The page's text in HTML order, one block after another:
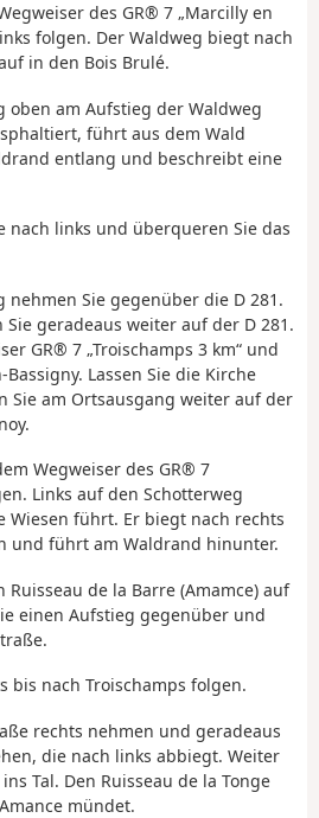
des GR® 7 „Marcilly en
folgen. Der Waldweg biegt nach
in den Bois Brulé.
oben am Aufstieg der Waldweg
führt aus dem Wald
entlang und beschreibt eine
nach links und überqueren Sie das
nehmen Sie gegenüber die D 281.
geradeaus weiter auf der D 281.
GR® 7 „Troischamps 3 km“ und
Lassen Sie die Kirche
Sie am Ortsausgang weiter auf der
Wegweiser des GR® 7
Links auf den Schotterweg
Wiesen führt. Er biegt nach rechts
und führt am Waldrand hinunter.
Ruisseau de la Barre (Amamce) auf
einen Aufstieg gegenüber und
bis nach Troischamps folgen.
rechts nehmen und geradeaus
die nach links abbiegt. Weiter
Tal. Den Ruisseau de la Tonge
mündet.